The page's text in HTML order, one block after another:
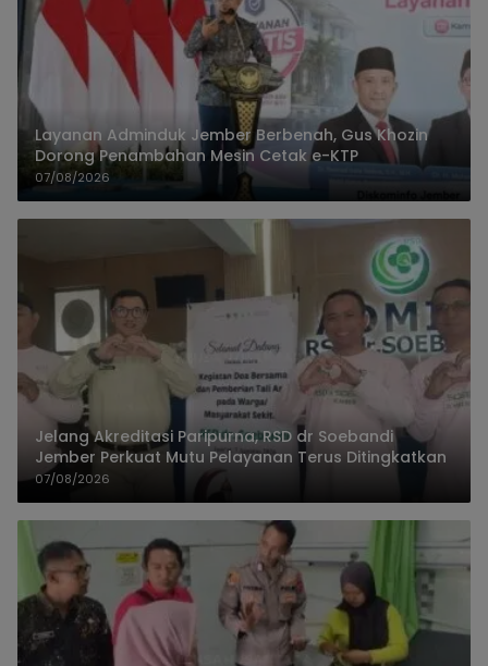
Layanan Adminduk Jember Berbenah, Gus Khozin
Dorong Penambahan Mesin Cetak e-KTP
07/08/2026
Jelang Akreditasi Paripurna, RSD dr Soebandi
Jember Perkuat Mutu Pelayanan Terus Ditingkatkan
07/08/2026